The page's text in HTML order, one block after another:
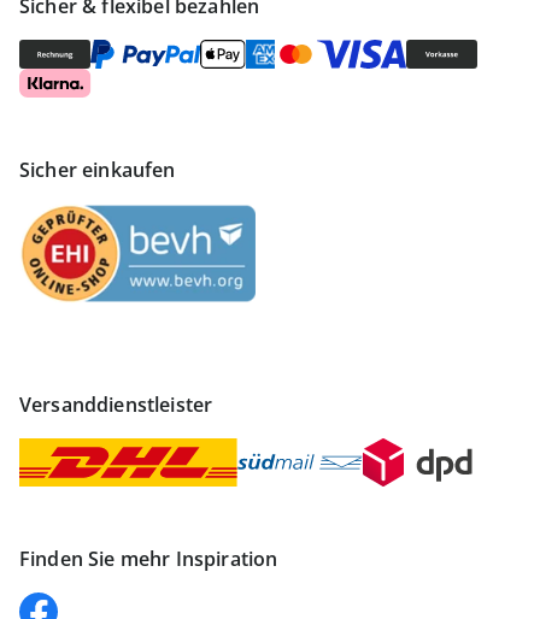
Sicher & flexibel bezahlen
Sicher einkaufen
Versanddienstleister
Finden Sie mehr Inspiration